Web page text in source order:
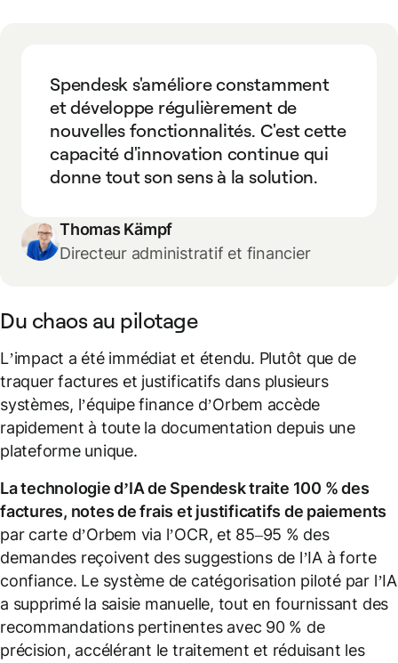
Spendesk s'améliore constamment
et développe régulièrement de
nouvelles fonctionnalités. C'est cette
capacité d'innovation continue qui
donne tout son sens à la solution.
Thomas Kämpf
Directeur administratif et financier
Du chaos au pilotage
L’impact a été immédiat et étendu. Plutôt que de
traquer factures et justificatifs dans plusieurs
systèmes, l’équipe finance d’Orbem accède
rapidement à toute la documentation depuis une
plateforme unique.
La technologie d’IA de Spendesk traite 100 % des
factures, notes de frais et justificatifs de paiements
par carte d’Orbem via l’OCR, et 85–95 % des
demandes reçoivent des suggestions de l’IA à forte
confiance. Le système de catégorisation piloté par l’IA
a supprimé la saisie manuelle, tout en fournissant des
recommandations pertinentes avec 90 % de
précision, accélérant le traitement et réduisant les